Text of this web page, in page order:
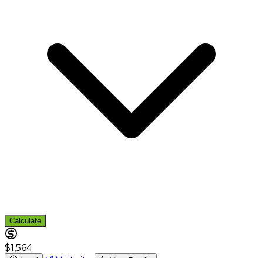
Calculate
$1,564